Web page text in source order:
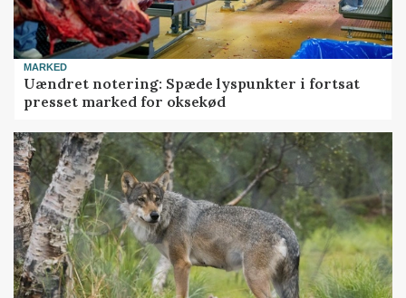
MARKED
Uændret notering: Spæde lyspunkter i fortsat
presset marked for oksekød